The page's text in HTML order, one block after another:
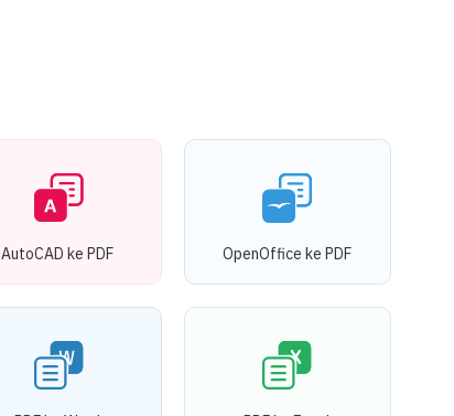
AutoCAD ke PDF OpenOffice ke PDF